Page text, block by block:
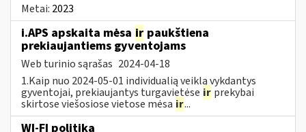
Metai: 2023
i.APS apskaita mėsa ir paukštiena
prekiaujantiems gyventojams
Web turinio sąrašas 2024-04-18
1.Kaip nuo 2024-05-01 individualią veiklą vykdantys
gyventojai, prekiaujantys turgavietėse ir prekybai
skirtose viešosiose vietose mėsa ir...
WI-FI politika